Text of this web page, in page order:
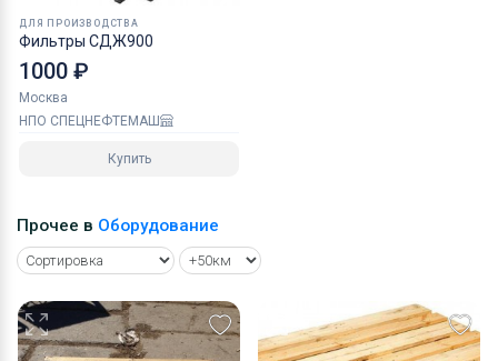
ДЛЯ ПРОИЗВОДСТВА
Фильтры СДЖ900
1000 ₽
Москва
НПО СПЕЦНЕФТЕМАШ
Купить
Прочее в Оборудование